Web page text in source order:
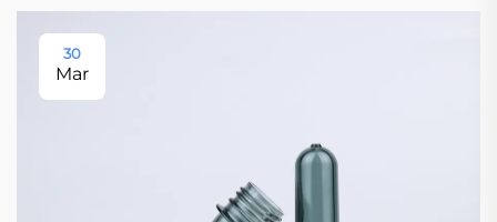
30
Mar